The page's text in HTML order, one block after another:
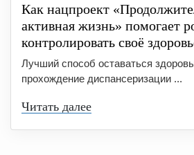
Как нацпроект
активная жизнь» помогает
контролировать своё
Лучший способ оставаться
прохождение диспансеризации ...
Читать далее